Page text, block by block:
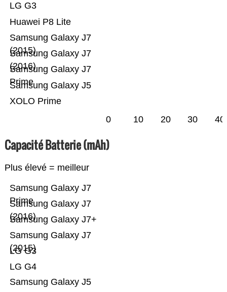
XOLO Prime
Samsung Galaxy J5
Samsung Galaxy J7
Prime
Samsung Galaxy J7
(2016)
Samsung Galaxy J7
(2015)
Huawei P8 Lite
LG G3
0 10 20 30 40
Capacité Batterie (mAh)
Plus élevé = meilleur
Samsung Galaxy J5
LG G4
LG G3
Samsung Galaxy J7
(2015)
Samsung Galaxy J7+
Samsung Galaxy J7
(2016)
Samsung Galaxy J7
Prime